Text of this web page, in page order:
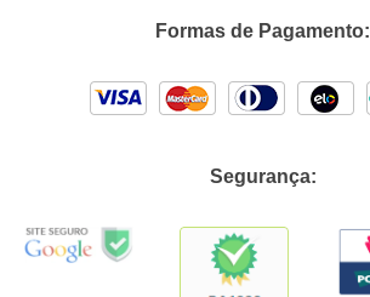
Formas de Pagamento:
Segurança: